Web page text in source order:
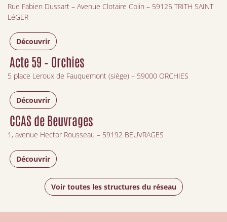
Rue Fabien Dussart – Avenue Clotaire Colin – 59125 TRITH SAINT
LéGER
Découvrir
Acte 59 – Orchies
5 place Leroux de Fauquemont (siège) – 59000 ORCHIES
Découvrir
CCAS de Beuvrages
1, avenue Hector Rousseau – 59192 BEUVRAGES
Découvrir
Voir toutes les structures du réseau